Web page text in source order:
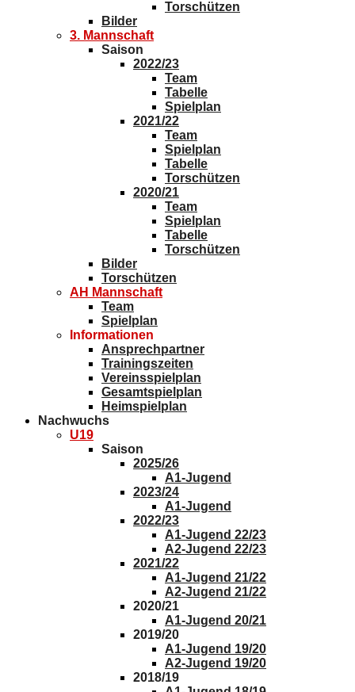
Torschützen
Bilder
3. Mannschaft
Saison
2022/23
Team
Tabelle
Spielplan
2021/22
Team
Spielplan
Tabelle
Torschützen
2020/21
Team
Spielplan
Tabelle
Torschützen
Bilder
Torschützen
AH Mannschaft
Team
Spielplan
Informationen
Ansprechpartner
Trainingszeiten
Vereinsspielplan
Gesamtspielplan
Heimspielplan
Nachwuchs
U19
Saison
2025/26
A1-Jugend
2023/24
A1-Jugend
2022/23
A1-Jugend 22/23
A2-Jugend 22/23
2021/22
A1-Jugend 21/22
A2-Jugend 21/22
2020/21
A1-Jugend 20/21
2019/20
A1-Jugend 19/20
A2-Jugend 19/20
2018/19